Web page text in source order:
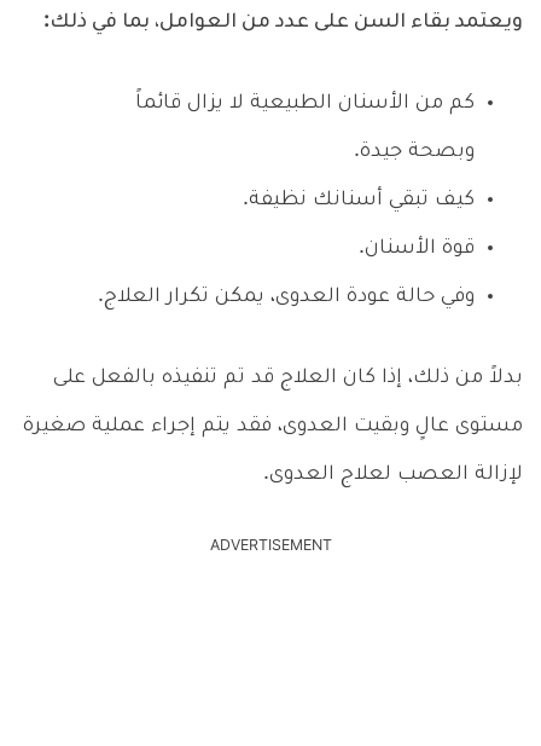
ويعتمد بقاء السن على عدد من العوامل، بما في ذلك:
كم من الأسنان الطبيعية لا يزال قائماً
وبصحة جيدة.
كيف تبقي أسنانك نظيفة.
قوة الأسنان.
وفي حالة عودة العدوى، يمكن تكرار العلاج.
بدلاً من ذلك، إذا كان العلاج قد تم تنفيذه بالفعل على
مستوى عالٍ وبقيت العدوى، فقد يتم إجراء عملية صغيرة
لإزالة العصب لعلاج العدوى.
ADVERTISEMENT